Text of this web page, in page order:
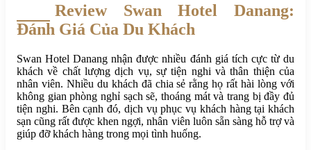
Review Swan Hotel Danang:
Đánh Giá Của Du Khách
Swan Hotel Danang nhận được nhiều đánh giá tích cực từ du
khách về chất lượng dịch vụ, sự tiện nghi và thân thiện của
nhân viên. Nhiều du khách đã chia sẻ rằng họ rất hài lòng với
không gian phòng nghỉ sạch sẽ, thoáng mát và trang bị đầy đủ
tiện nghi. Bên cạnh đó, dịch vụ phục vụ khách hàng tại khách
sạn cũng rất được khen ngợi, nhân viên luôn sẵn sàng hỗ trợ và
giúp đỡ khách hàng trong mọi tình huống.